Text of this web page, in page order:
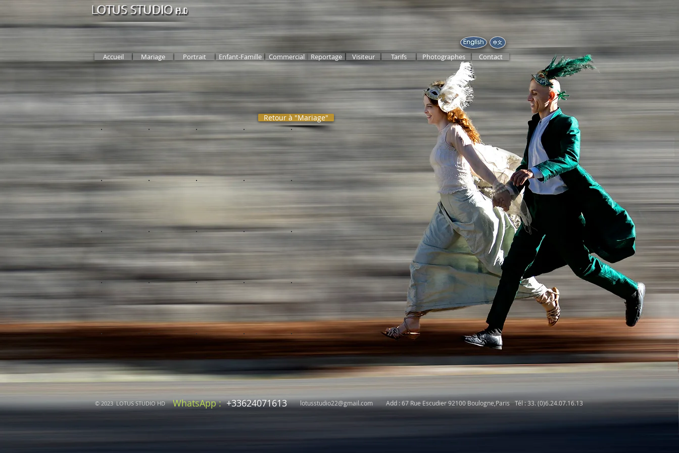
Accueil Mariage Portrait Enfant-Famille Commercial Reportage Visiteur Tarifs Photographes Contact
Retour à "Mariage"
© 2023 LOTUS STUDIO HD WhatsApp :+33624071613 lotusstudio22@gmail.com Add : 67 Rue Escudier 92100 Boulogne,Paris Tél : 33. (0)6.24.07.16.13